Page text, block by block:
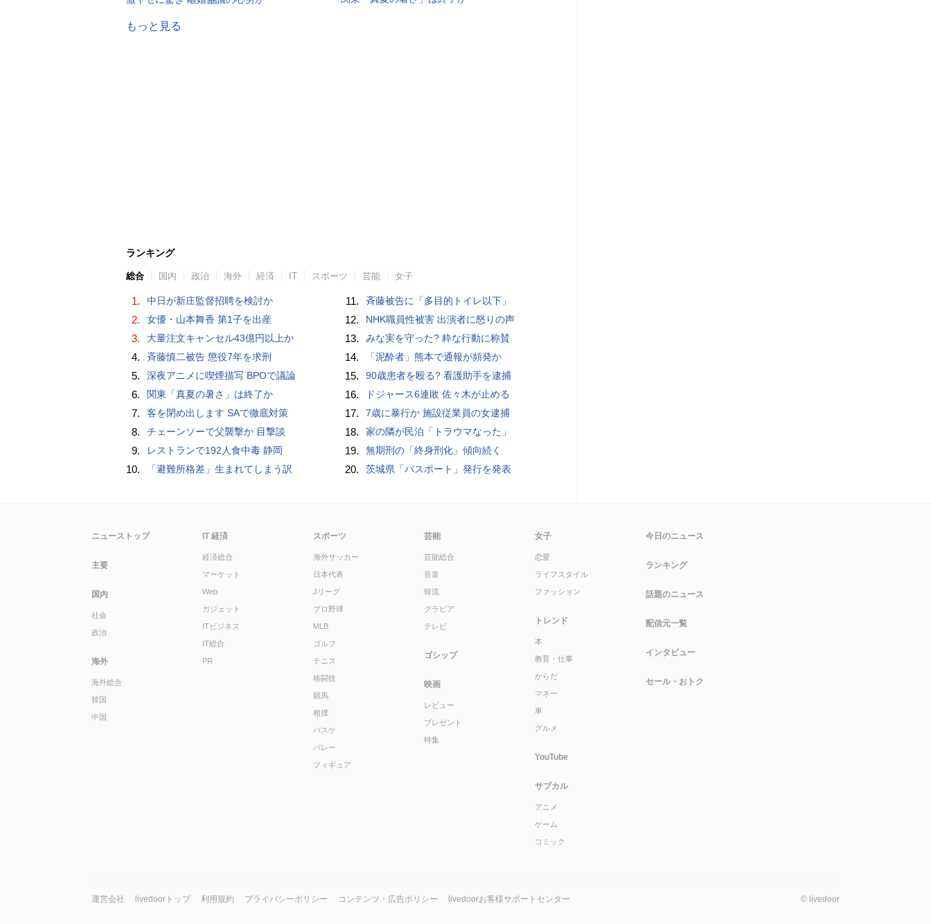
もっと見る
ランキング
総合 国内 政治 海外 経済 IT スポーツ 芸能 女子
1. 中日が新庄監督招聘を検討か
2. 女優・山本舞香 第1子を出産
3. 大量注文キャンセル43億円以上か
4. 斉藤慎二被告 懲役7年を求刑
5. 深夜アニメに喫煙描写 BPOで議論
6. 関東「真夏の暑さ」は終了か
7. 客を閉め出します SAで徹底対策
8. チェーンソーで父襲撃か 目撃談
9. レストランで192人食中毒 静岡
10. 「避難所格差」生まれてしまう訳
11. 斉藤被告に「多目的トイレ以下」
12. NHK職員性被害 出演者に怒りの声
13. みな実を守った? 粋な行動に称賛
14. 「泥酔者」熊本で通報が頻発か
15. 90歳患者を殴る? 看護助手を逮捕
16. ドジャース6連敗 佐々木が止める
17. 7歳に暴行か 施設従業員の女逮捕
18. 家の隣が民泊「トラウマなった」
19. 無期刑の「終身刑化」傾向続く
20. 茨城県「パスポート」発行を発表
ニューストップ
主要
国内
社会
政治
海外
海外総合
韓国
中国
IT 経済
経済総合
マーケット
Web
ガジェット
ITビジネス
IT総合
PR
スポーツ
海外サッカー
日本代表
Jリーグ
プロ野球
MLB
ゴルフ
テニス
格闘技
競馬
相撲
バスケ
バレー
フィギュア
芸能
芸能総合
音楽
韓流
グラビア
テレビ
ゴシップ
映画
レビュー
プレゼント
特集
女子
恋愛
ライフスタイル
ファッション
トレンド
本
教育・仕事
からだ
マネー
車
グルメ
YouTube
サブカル
アニメ
ゲーム
コミック
今日のニュース
ランキング
話題のニュース
配信元一覧
インタビュー
セール・おトク
運営会社 livedoorトップ 利用規約 プライバシーポリシー コンテンツ・広告ポリシー livedoorお客様サポートセンター © livedoor